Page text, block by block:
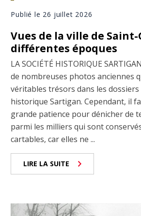
Publié le 26 juillet 2026
Vues de la ville de Saint-
différentes époques
LA SOCIÉTÉ HISTORIQUE
de nombreuses photos anciennes
véritables trésors dans les dossiers
historique Sartigan. Cependant, il
grande patience pour dénicher de
parmi les milliers qui sont
cartables, car elles ne ...
LIRE LA SUITE